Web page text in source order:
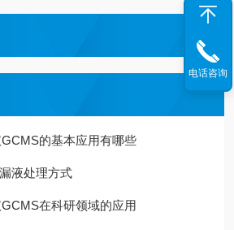
的基本应用有哪些
液处理方式
在科研领域的应用
电话咨询